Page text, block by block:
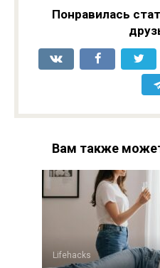
Понравилась
Вам также
Lifehacks